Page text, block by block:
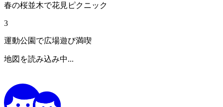
春の桜並木で花見ピクニック
3
運動公園で広場遊び満喫
地図を読み込み中...